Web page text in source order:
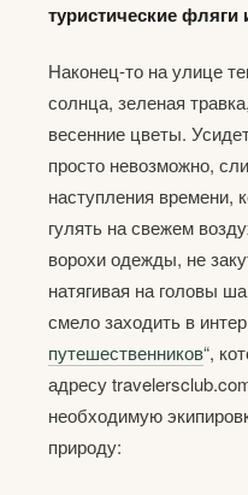
туристические фляги
Наконец-то на улице
солнца, зеленая
весенние цветы.
просто невозможно,
наступления времени,
гулять на свежем
ворохи одежды, не
натягивая на головы
смело заходить в
путешественников“,
адресу
необходимую
природу: